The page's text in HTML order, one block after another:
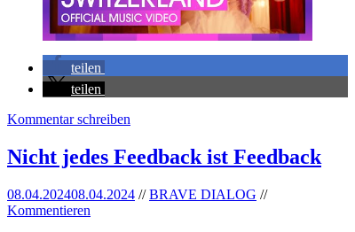
teilen
teilen
Kommentar schreiben
Nicht jedes Feedback ist Feedback
08.04.202408.04.2024 //BRAVE DIALOG //
Kommentieren